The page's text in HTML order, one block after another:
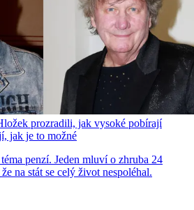
prozradili, jak vysoké pobírají
jak je to možné
penzí. Jeden mluví o zhruba 24
na stát se celý život nespoléhal.